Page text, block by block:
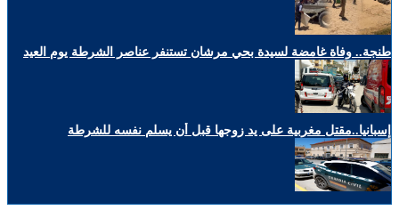
طنجة.. وفاة غامضة لسيدة بحي مرشان تستنفر عناصر الشرطة يوم العيد
إسبانيا..مقتل مغربية على يد زوجها قبل أن يسلم نفسه للشرطة